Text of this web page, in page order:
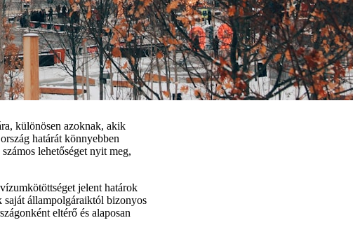
különösen azoknak, akik
határát könnyebben
lehetőséget nyit meg,
jelent határok
saját állampolgáraiktól bizonyos
eltérő és alaposan